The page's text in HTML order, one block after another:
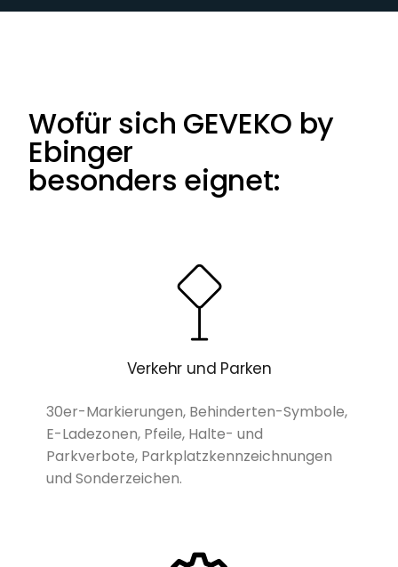
Wofür sich GEVEKO by
Ebinger
besonders eignet:
Verkehr und Parken
30er-Markierungen, Behinderten-Symbole,
E-Ladezonen, Pfeile, Halte- und
Parkverbote, Parkplatzkennzeichnungen
und Sonderzeichen.